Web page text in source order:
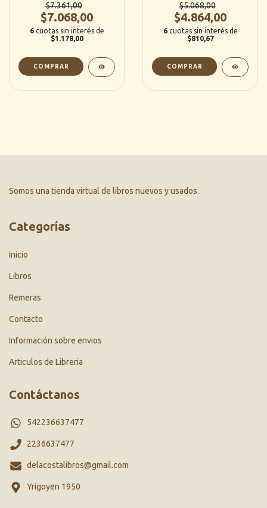
$7.361,00
$7.068,00
6 cuotas sin interés de
$1.178,00
$5.068,00
$4.864,00
6 cuotas sin interés de
$810,67
Somos una tienda virtual de libros nuevos y usados.
Categorías
Inicio
Libros
Remeras
Contacto
Información sobre envios
Articulos de Libreria
Contáctanos
542236637477
2236637477
delacostalibros@gmail.com
Yrigoyen 1950